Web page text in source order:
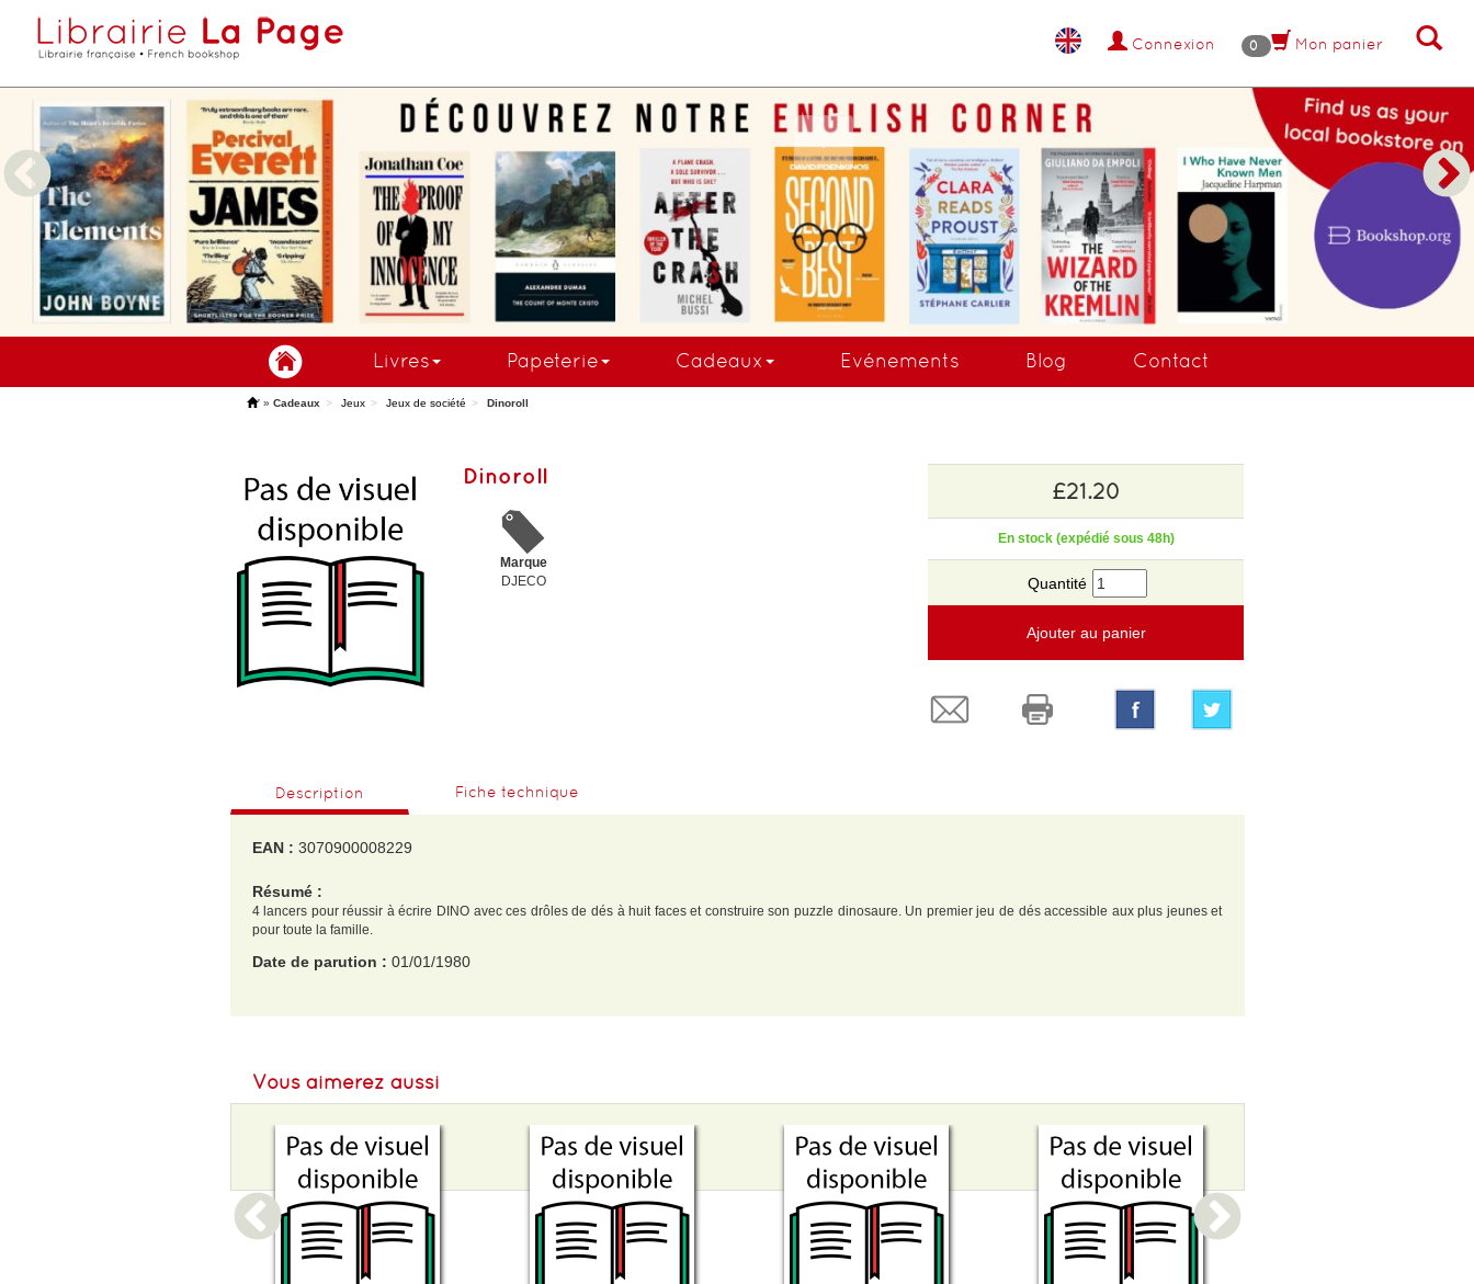
Connexion 0 Mon panier
.
Livres Papeterie Cadeaux Evénements Blog Contact
'» Cadeaux Jeux Jeux de société Dinoroll
Dinoroll
Marque
DJECO
£21.20
En stock (expédié sous 48h)
Quantité
Ajouter au panier
Description Fiche technique
EAN : 3070900008229
Résumé :
4 lancers pour réussir à écrire DINO avec ces drôles de dés à huit faces et construire son puzzle dinosaure. Un premier jeu de dés accessible aux plus jeunes et
pour toute la famille.
Date de parution : 01/01/1980
Vous aimerez aussi